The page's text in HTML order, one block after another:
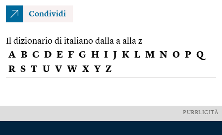
Condividi
Il dizionario di italiano dalla a alla z
A B C D E F G H I J K L M N O P Q
R S T U V W X Y Z
PUBBLICITÀ